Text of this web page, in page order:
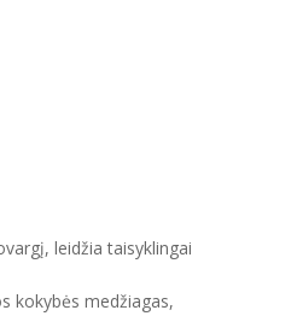
leidžia taisyklingai
kokybės medžiagas,